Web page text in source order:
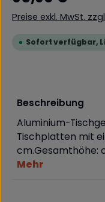
Preise exkl. MwSt.
Sofort verfügbar,
Beschreibung
Aluminium-
Tischplatten mit
cm.Gesamthöhe:
Mehr